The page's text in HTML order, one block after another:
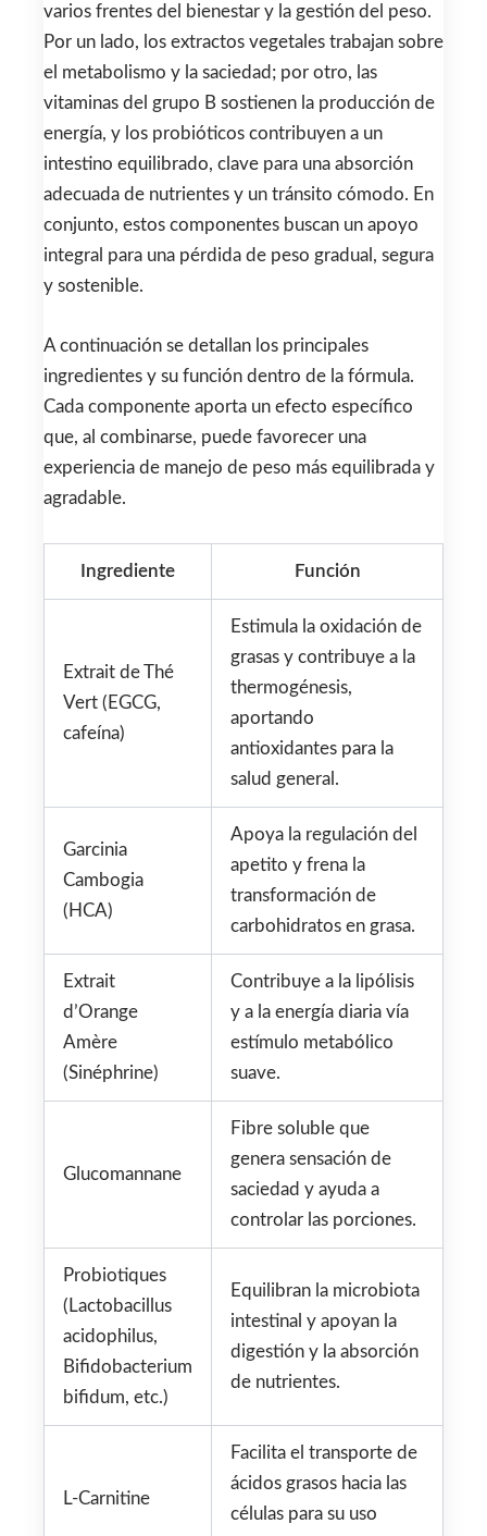
varios frentes del bienestar y la gestión del peso.
Por un lado, los extractos vegetales trabajan sobre
el metabolismo y la saciedad; por otro, las
vitaminas del grupo B sostienen la producción de
energía, y los probióticos contribuyen a un
intestino equilibrado, clave para una absorción
adecuada de nutrientes y un tránsito cómodo. En
conjunto, estos componentes buscan un apoyo
integral para una pérdida de peso gradual, segura
y sostenible.
A continuación se detallan los principales
ingredientes y su función dentro de la fórmula.
Cada componente aporta un efecto específico
que, al combinarse, puede favorecer una
experiencia de manejo de peso más equilibrada y
agradable.
Ingrediente Función
Extrait de Thé
Vert (EGCG,
cafeína)
Estimula la oxidación de
grasas y contribuye a la
thermogénesis,
aportando
antioxidantes para la
salud general.
Garcinia
Cambogia
(HCA)
Apoya la regulación del
apetito y frena la
transformación de
carbohidratos en grasa.
Extrait
d’Orange
Amère
(Sinéphrine)
Contribuye a la lipólisis
y a la energía diaria vía
estímulo metabólico
suave.
Glucomannane
Fibre soluble que
genera sensación de
saciedad y ayuda a
controlar las porciones.
Probiotiques
(Lactobacillus
acidophilus,
Bifidobacterium
bifidum, etc.)
Equilibran la microbiota
intestinal y apoyan la
digestión y la absorción
de nutrientes.
L-Carnitine
Facilita el transporte de
ácidos grasos hacia las
células para su uso